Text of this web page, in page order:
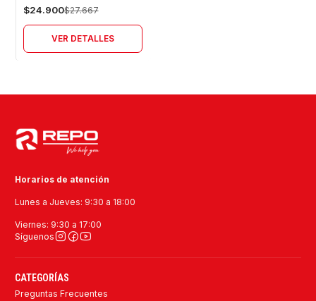
$24.900$27.667
VER DETALLES
Horarios de atención
Lunes a Jueves: 9:30 a 18:00
Viernes: 9:30 a 17:00
Síguenos
CATEGORÍAS
Preguntas Frecuentes